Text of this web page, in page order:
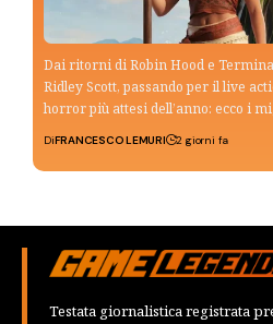
Dai ritorni di Robin Hood e
Ridley Scott, passando per il live
horror più attesi dell’anno: ecco i
DiFRANCESCO LEMURI 2 giorni fa
Testata giornalistica registrata